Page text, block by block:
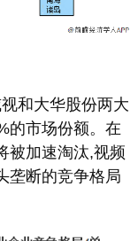
和大华股份两大
的市场份额。在
被加速淘汰,视频
垄断的竞争格局